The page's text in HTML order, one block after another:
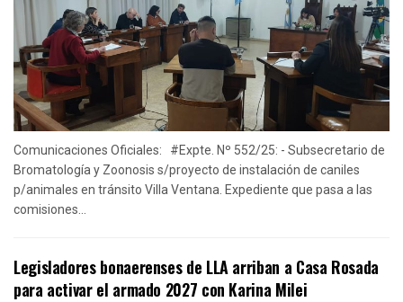
Comunicaciones Oficiales: #Expte. Nº 552/25: - Subsecretario de
Bromatología y Zoonosis s/proyecto de instalación de caniles
p/animales en tránsito Villa Ventana. Expediente que pasa a las
comisiones...
Legisladores bonaerenses de LLA arriban a Casa Rosada
para activar el armado 2027 con Karina Milei